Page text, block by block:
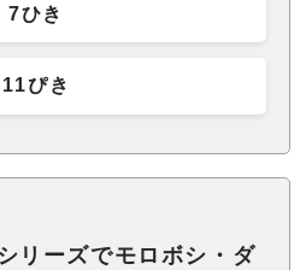
7ひき
11ぴき
リーズでモロボシ・ダ